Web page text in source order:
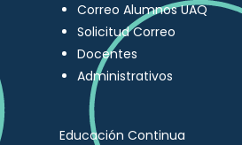
Correo Alumnos UAQ
Solicitud Correo
Docentes
Administrativos
Educación Continua